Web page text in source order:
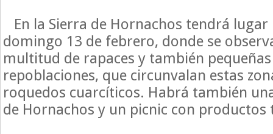
En la Sierra de Hornachos tendrá
domingo 13 de febrero, donde se
multitud de rapaces y también
repoblaciones, que circunvalan estas
roquedos cuarcíticos. Habrá también
de Hornachos y un picnic con productos